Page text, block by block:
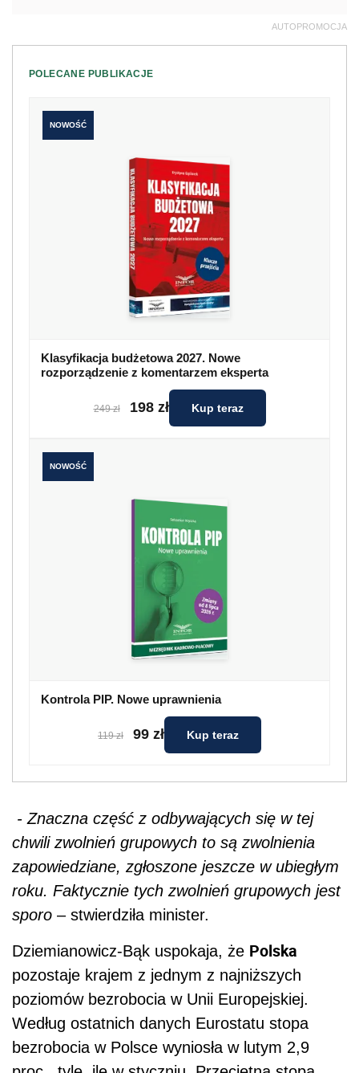
AUTOPROMOCJA
POLECANE PUBLIKACJE
NOWOŚĆ
Klasyfikacja budżetowa 2027. Nowe
rozporządzenie z komentarzem eksperta
249 zł 198 zł Kup teraz
NOWOŚĆ
Kontrola PIP. Nowe uprawnienia
119 zł 99 zł Kup teraz
- Znaczna część z odbywających się w tej
chwili zwolnień grupowych to są zwolnienia
zapowiedziane, zgłoszone jeszcze w ubiegłym
roku. Faktycznie tych zwolnień grupowych jest
sporo – stwierdziła minister.
Dziemianowicz-Bąk uspokaja, że Polska
pozostaje krajem z jednym z najniższych
poziomów bezrobocia w Unii Europejskiej.
Według ostatnich danych Eurostatu stopa
bezrobocia w Polsce wyniosła w lutym 2,9